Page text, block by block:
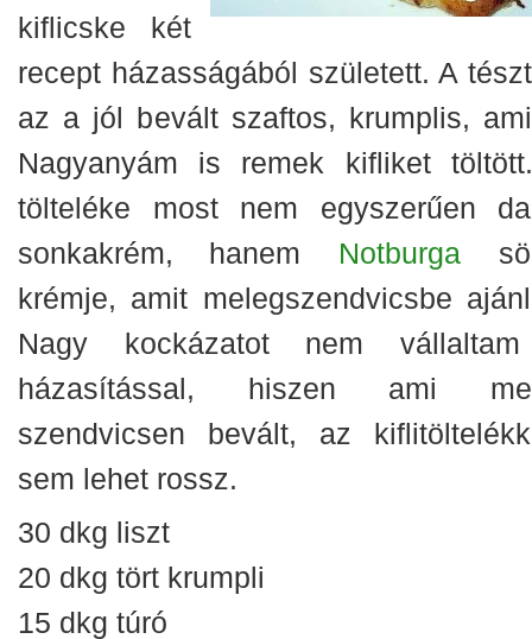
kiflicske két
recept házasságából született. A
az a jól bevált szaftos, krumplis,
Nagyanyám is remek kifliket
tölteléke most nem egyszerűen
sonkakrém, hanem
Notburga
krémje, amit melegszendvicsbe
Nagy kockázatot nem
házasítással, hiszen ami
szendvicsen bevált, az
sem lehet rossz.
30 dkg liszt
20 dkg tört krumpli
15 dkg túró